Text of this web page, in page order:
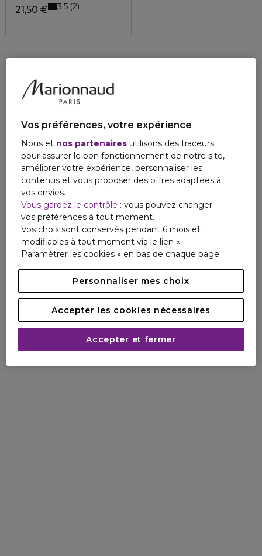
21,50 € 3.5 2
Vos préférences, votre expérience
Nous et nos partenaires utilisons des traceurs
pour assurer le bon fonctionnement de notre site,
améliorer votre expérience, personnaliser les
contenus et vous proposer des offres adaptées à
vos envies.
Vous gardez le contrôle : vous pouvez changer
vos préférences à tout moment.
Vos choix sont conservés pendant 6 mois et
modifiables à tout moment via le lien «
Paramétrer les cookies » en bas de chaque page.
Personnaliser mes choix
Accepter les cookies nécessaires
Accepter et fermer